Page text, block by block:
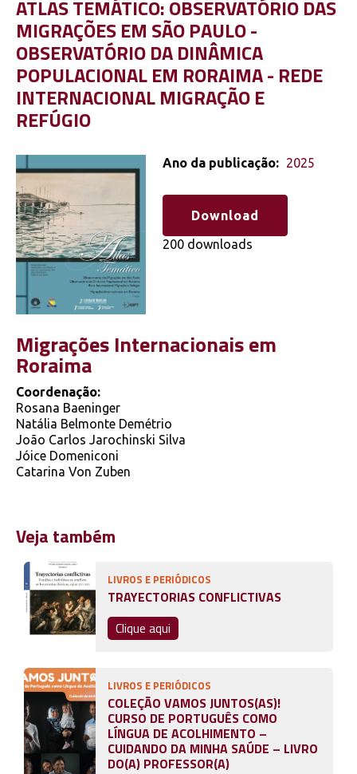
ATLAS TEMÁTICO: OBSERVATÓRIO DAS
MIGRAÇÕES EM SÃO PAULO -
OBSERVATÓRIO DA DINÂMICA
POPULACIONAL EM RORAIMA - REDE
INTERNACIONAL MIGRAÇÃO E
REFÚGIO
Migrações Internacionais em
Roraima
Coordenação:
Rosana Baeninger
Natália Belmonte Demétrio
João Carlos Jarochinski Silva
Jóice Domeniconi
Catarina Von Zuben
Ano da publicação: 2025
Download
200 downloads
Veja também
LIVROS E PERIÓDICOS
TRAYECTORIAS CONFLICTIVAS
Clique aqui
LIVROS E PERIÓDICOS
COLEÇÃO VAMOS JUNTOS(AS)!
CURSO DE PORTUGUÊS COMO
LÍNGUA DE ACOLHIMENTO –
CUIDANDO DA MINHA SAÚDE – LIVRO
DO(A) PROFESSOR(A)